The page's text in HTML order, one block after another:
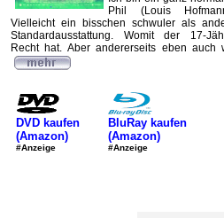
Phil (Louis
Vielleicht ein bisschen schwuler als
Standardausstattung. Womit der 17-
Recht hat. Aber andererseits eben auch
DVD kaufen
(Amazon)
#Anzeige
BluRay kaufen
(Amazon)
#Anzeige